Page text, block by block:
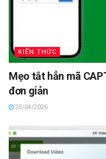
KIẾN THỨC
Mẹo tắt hẳn mã
đơn giản
25/04/2026